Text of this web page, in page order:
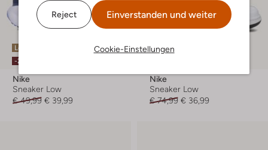
Reject Einverstanden und weiter
Cookie-Einstellungen
Letzte Größen
-20%
Nike
Sneaker Low
€ 49,99 € 39,99
Letzter Artikel
Nike
Sneaker Low
€ 74,99 € 36,99